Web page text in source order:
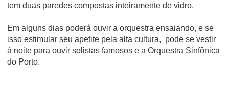
tem duas paredes compostas inteiramente de vidro.
Em alguns dias poderá ouvir a orquestra ensaiando, e se
isso estimular seu apetite pela alta cultura, pode se vestir
à noite para ouvir solistas famosos e a Orquestra Sinfônica
do Porto.